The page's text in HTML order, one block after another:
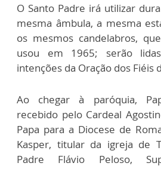
O Santo Padre irá utilizar
mesma âmbula, a mesma
os mesmos candelabros,
usou em 1965; serão
intenções da Oração dos Fiéis
Ao chegar à paróquia,
recebido pelo Cardeal
Papa para a Diocese de
Kasper, titular da igreja de
Padre Flávio Peloso,